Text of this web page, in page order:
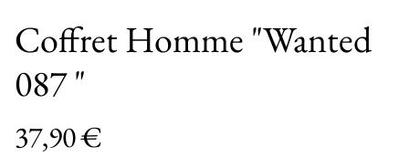
Coffret Homme "Wanted
087 "
37,90 €